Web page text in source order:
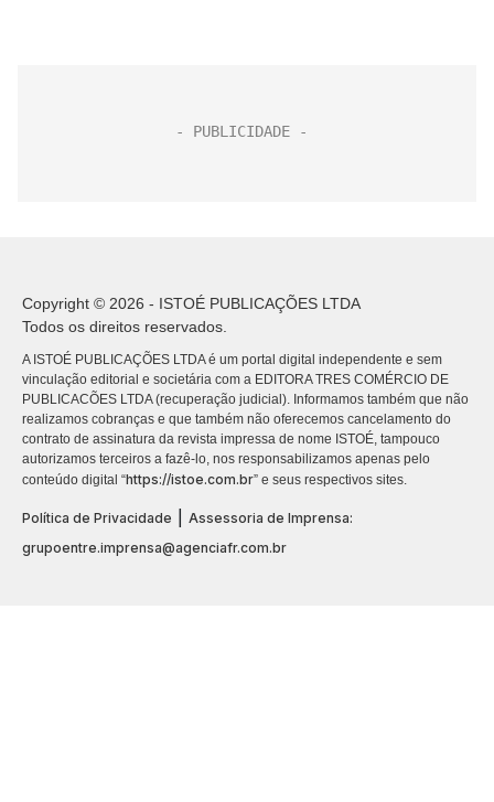
Copyright © 2026 - ISTOÉ PUBLICAÇÕES LTDA
Todos os direitos reservados.
A ISTOÉ PUBLICAÇÕES LTDA é um portal digital independente e sem
vinculação editorial e societária com a EDITORA TRES COMÉRCIO DE
PUBLICACÕES LTDA (recuperação judicial). Informamos também que não
realizamos cobranças e que também não oferecemos cancelamento do
contrato de assinatura da revista impressa de nome ISTOÉ, tampouco
autorizamos terceiros a fazê-lo, nos responsabilizamos apenas pelo
conteúdo digital “https://istoe.com.br” e seus respectivos sites.
Política de Privacidade
Assessoria de Imprensa:
grupoentre.imprensa@agenciafr.com.br